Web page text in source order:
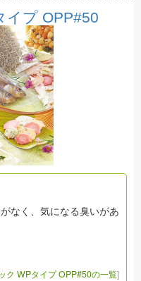
イプ OPP#50
なく、気になる臭いがあ
ク WPタイプ OPP#50の一覧]